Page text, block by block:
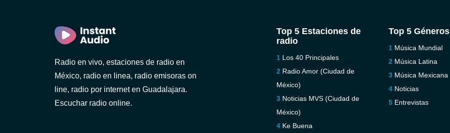
Radio en vivo, estaciones de radio en
México, radio en linea, radio emisoras on
line, radio por internet en Guadalajara.
Escuchar radio online.
Top 5 Estaciones de
radio
Los 40 Principales
Radio Amor (Ciudad de
México)
Noticias MVS (Ciudad de
México)
Ke Buena
Top 5 Géneros
Música Mundial
Música Latina
Música Mexicana
Noticias
Entrevistas